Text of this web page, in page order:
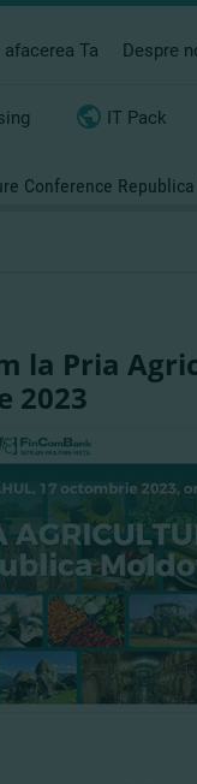
afacerea Ta Despre
IT Pack
Conference
la Pria
2023